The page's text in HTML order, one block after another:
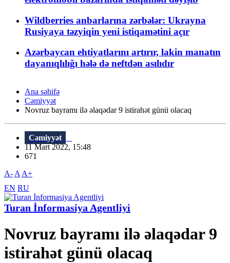
Wildberries anbarlarına zərbələr: Ukrayna
Rusiyaya təzyiqin yeni istiqamətini açır
Azərbaycan ehtiyatlarını artırır, lakin manatın
dayanıqlılığı hələ də neftdən asılıdır
Ana səhifə
Cəmiyyət
Novruz bayramı ilə əlaqədar 9 istirahət günü olacaq
Cəmiyyət
11 Mart 2022, 15:48
671
A- A A+
EN RU
Turan İnformasiya Agentliyi
Novruz bayramı ilə əlaqədar 9
istirahət günü olacaq